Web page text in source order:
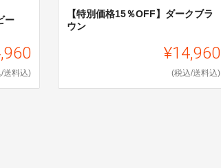
ー
送料込)
【特別価格15％OFF】ダークブラ
ウン
¥14,960
(税込/送料込)